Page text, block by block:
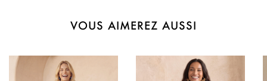
VOUS AIMEREZ AUSSI